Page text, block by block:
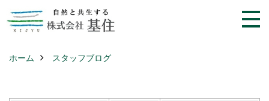
ホーム スタッフブログ